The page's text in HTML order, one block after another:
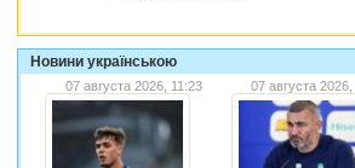
Новини українською
07 августа 2026, 11:23 07 августа